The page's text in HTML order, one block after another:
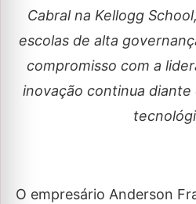
Cabral na Kellogg
escolas de alta
compromisso com a
inovação continua
O empresário Anderson